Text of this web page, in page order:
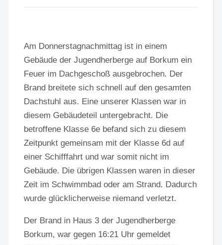
Am Donnerstagnachmittag ist in einem
Gebäude der Jugendherberge auf Borkum ein
Feuer im Dachgeschoß ausgebrochen. Der
Brand breitete sich schnell auf den gesamten
Dachstuhl aus. Eine unserer Klassen war in
diesem Gebäudeteil untergebracht. Die
betroffene Klasse 6e befand sich zu diesem
Zeitpunkt gemeinsam mit der Klasse 6d auf
einer Schifffahrt und war somit nicht im
Gebäude. Die übrigen Klassen waren in dieser
Zeit im Schwimmbad oder am Strand. Dadurch
wurde glücklicherweise niemand verletzt.
Der Brand in Haus 3 der Jugendherberge
Borkum, war gegen 16:21 Uhr gemeldet